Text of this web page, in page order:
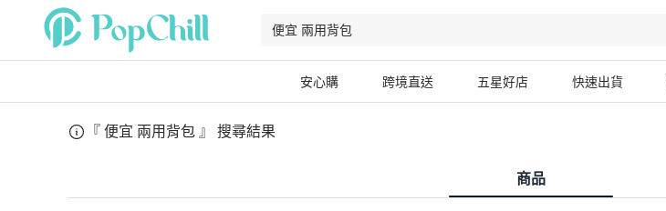
安心購 跨境直送 五星好店 快速出貨
『 便宜 兩用背包 』 搜尋結果
商品